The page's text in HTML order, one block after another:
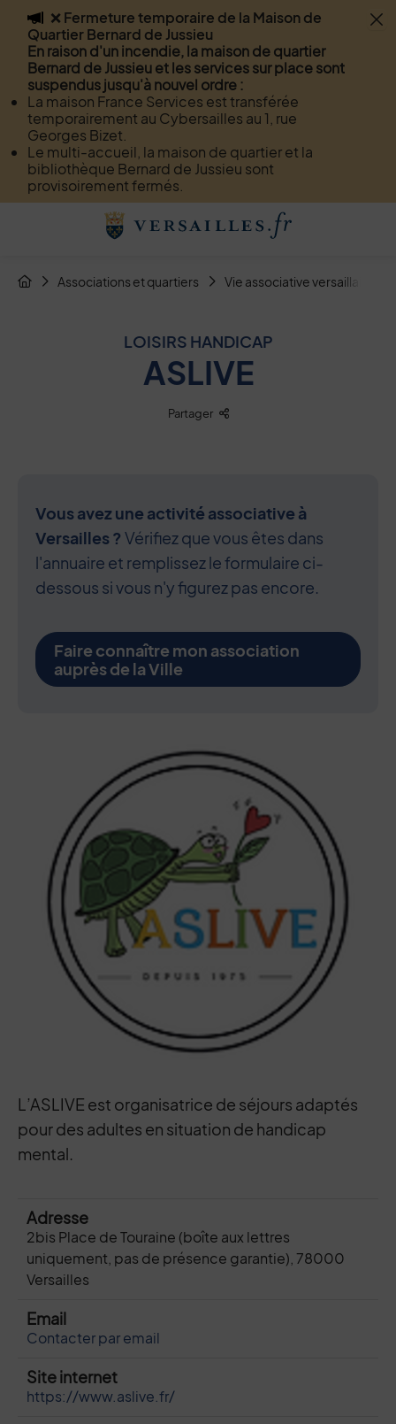
Flash info
❌ Fermeture temporaire de la Maison de
Quartier Bernard de Jussieu
En raison d'un incendie, la maison de quartier
Bernard de Jussieu et les services sur place sont
suspendus jusqu'à nouvel ordre :
La maison France Services est transférée
temporairement au Cybersailles au 1, rue
Georges Bizet.
Le multi-accueil, la maison de quartier et la
bibliothèque Bernard de Jussieu sont
provisoirement fermés.
Menu de raccourcis
Menu
Recherche
Page de contact
Contenu
Retour à l'accueil
Fil d'Arianne de la page
Page d'accueil du site
Associations et quartiers Vie associative versaillaise
LOISIRS HANDICAP
ASLIVE
Partager Liste des liens de partage
Vous avez une activité associative à
Versailles ? Vérifiez que vous êtes dans
l'annuaire et remplissez le formulaire ci-
dessous si vous n'y figurez pas encore.
Faire connaître mon association
auprès de la Ville
Contenu de la fiche d'annuaire
L’ASLIVE est organisatrice de séjours adaptés
pour des adultes en situation de handicap
mental.
Adresse
2bis Place de Touraine (boîte aux lettres
uniquement, pas de présence garantie), 78000
Versailles
Email
Contacter par email
Site internet
https://www.aslive.fr/